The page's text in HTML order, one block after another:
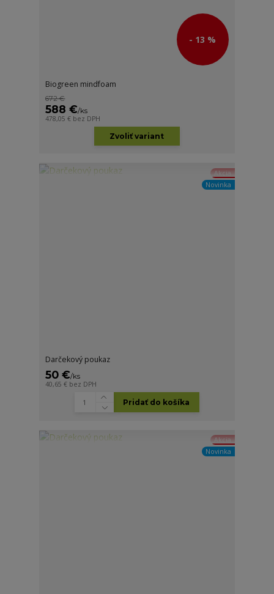
- 13 %
Biogreen mindfoam
672 €
588 €/ks
478,05 € bez DPH
Zvoliť variant
Akcia
Novinka
Darčekový poukaz
50 €/ks
40,65 € bez DPH
Pridať do košíka
Akcia
Novinka